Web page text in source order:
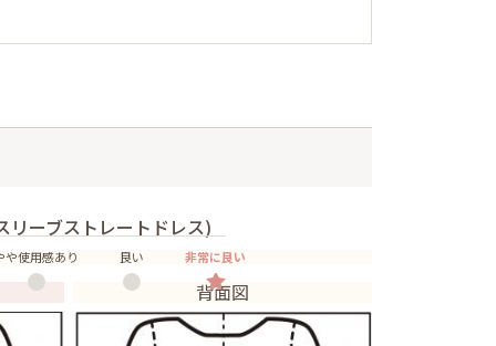
リーブストレートドレス)
や使用感あり 良い 非常に良い
背面図